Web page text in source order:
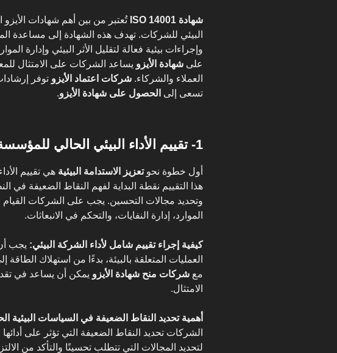
شهادة ISO 14001
تُعتبر من بين أهم شهادات الأيزو
البيئي للشركات. تهدف هذه الشهادة إلى
وإجراءات بيئية فعالة لتقليل الأثر البيئي وإدارة
على شهادة الأيزو يساعد الشركات على الامتثال
العملاء والشركاء. شركات اعتماد الأيزو توفر
تسعى إلى الحصول على شهادة الأيزو.
1- تقييم الأداء البيئي الحالي للمؤسسة
أول خطوة نحوتعزيز الاستدامة البيئية هي تقييم
هذا التقييم نقطة البداية لفهم النقاط الضعيفة في
وتحديد مجالات التحسين. يجب على الشركات
الموارد، إدارة النفايات، والتحكم في الانبعاثات.
كيفية إجراء تقييم شامل لأداء الشركة البيئي: يجب
العمليات المتعلقة بالبيئة، بدءًا من استهلاك الطاقة
مع شركات منح شهادة الأيزو يمكن أن يساعد في
الامتثال.
أهمية تحديد النقاط الضعيفة في السياسات البيئية
الشركات تحديد النقاط الضعيفة التي تؤثر على
لتحديد المجالات التي تتطلب تحسينًا والتأكد من